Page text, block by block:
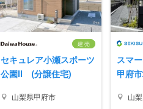
建 売
セキュレア小瀬スポーツ
公園II (分譲住宅)
山梨県甲府市
スマ
甲府
山